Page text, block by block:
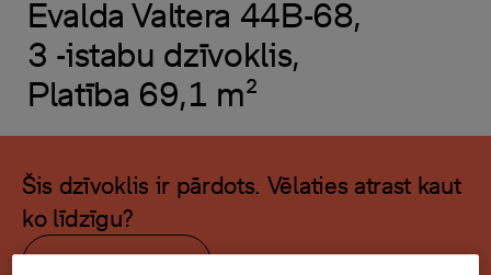
Evalda Valtera 44B-68,
3 -istabu dzīvoklis,
Platība 69,1 m²
Šis dzīvoklis ir pārdots. Vēlaties atrast kaut
ko līdzīgu?